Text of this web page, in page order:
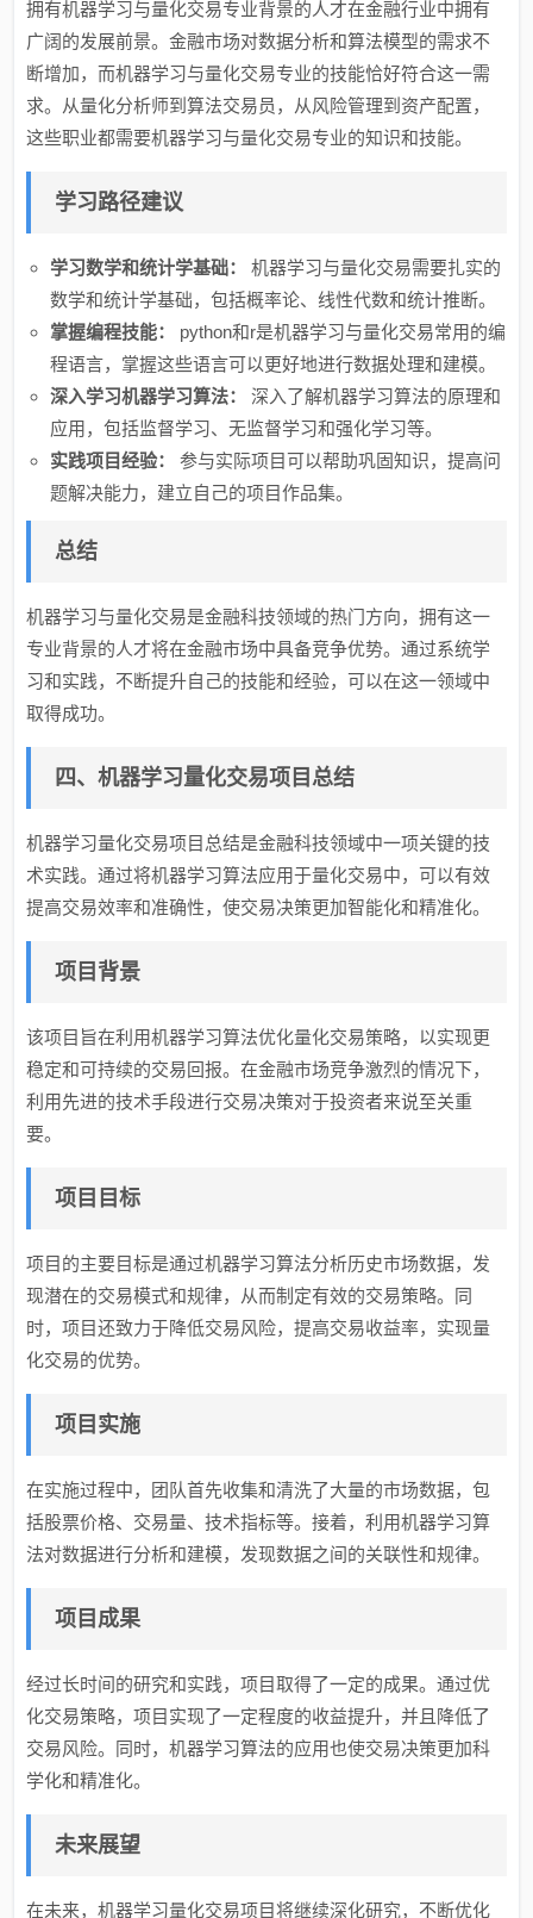
拥有机器学习与量化交易专业背景的人才在金融行业中拥有
广阔的发展前景。金融市场对数据分析和算法模型的需求不
断增加，而机器学习与量化交易专业的技能恰好符合这一需
求。从量化分析师到算法交易员，从风险管理到资产配置，
这些职业都需要机器学习与量化交易专业的知识和技能。
学习路径建议
学习数学和统计学基础：
机器学习与量化交易需要扎实的
数学和统计学基础，包括概率论、线性代数和统计推断。
掌握编程技能：
python和r是机器学习与量化交易常用的编
程语言，掌握这些语言可以更好地进行数据处理和建模。
深入学习机器学习算法：
深入了解机器学习算法的原理和
应用，包括监督学习、无监督学习和强化学习等。
实践项目经验：
参与实际项目可以帮助巩固知识，提高问
题解决能力，建立自己的项目作品集。
总结
机器学习与量化交易是金融科技领域的热门方向，拥有这一
专业背景的人才将在金融市场中具备竞争优势。通过系统学
习和实践，不断提升自己的技能和经验，可以在这一领域中
取得成功。
四、机器学习量化交易项目总结
机器学习量化交易项目总结是金融科技领域中一项关键的技
术实践。通过将机器学习算法应用于量化交易中，可以有效
提高交易效率和准确性，使交易决策更加智能化和精准化。
项目背景
该项目旨在利用机器学习算法优化量化交易策略，以实现更
稳定和可持续的交易回报。在金融市场竞争激烈的情况下，
利用先进的技术手段进行交易决策对于投资者来说至关重
要。
项目目标
项目的主要目标是通过机器学习算法分析历史市场数据，发
现潜在的交易模式和规律，从而制定有效的交易策略。同
时，项目还致力于降低交易风险，提高交易收益率，实现量
化交易的优势。
项目实施
在实施过程中，团队首先收集和清洗了大量的市场数据，包
括股票价格、交易量、技术指标等。接着，利用机器学习算
法对数据进行分析和建模，发现数据之间的关联性和规律。
项目成果
经过长时间的研究和实践，项目取得了一定的成果。通过优
化交易策略，项目实现了一定程度的收益提升，并且降低了
交易风险。同时，机器学习算法的应用也使交易决策更加科
学化和精准化。
未来展望
在未来，机器学习量化交易项目将继续深化研究，不断优化